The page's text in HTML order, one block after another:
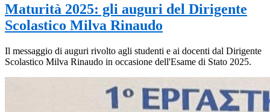
Maturità 2025: gli auguri del Dirigente
Scolastico Milva Rinaudo
Il messaggio di auguri rivolto agli studenti e ai docenti dal Dirigente
Scolastico Milva Rinaudo in occasione dell'Esame di Stato 2025.